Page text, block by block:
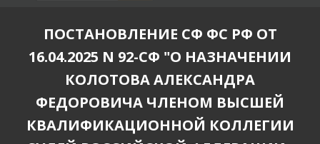
ПОСТАНОВЛЕНИЕ СФ ФС РФ ОТ
16.04.2025 N 92-СФ "О НАЗНАЧЕНИИ
КОЛОТОВА АЛЕКСАНДРА
ФЕДОРОВИЧА ЧЛЕНОМ ВЫСШЕЙ
КВАЛИФИКАЦИОННОЙ КОЛЛЕГИИ